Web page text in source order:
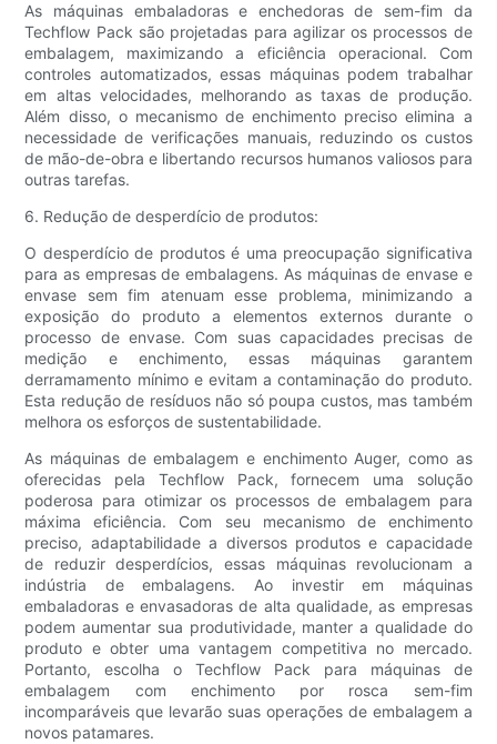
As máquinas embaladoras e enchedoras de sem-fim da
Techflow Pack são projetadas para agilizar os processos de
embalagem, maximizando a eficiência operacional. Com
controles automatizados, essas máquinas podem trabalhar
em altas velocidades, melhorando as taxas de produção.
Além disso, o mecanismo de enchimento preciso elimina a
necessidade de verificações manuais, reduzindo os custos
de mão-de-obra e libertando recursos humanos valiosos para
outras tarefas.
6. Redução de desperdício de produtos:
O desperdício de produtos é uma preocupação significativa
para as empresas de embalagens. As máquinas de envase e
envase sem fim atenuam esse problema, minimizando a
exposição do produto a elementos externos durante o
processo de envase. Com suas capacidades precisas de
medição e enchimento, essas máquinas garantem
derramamento mínimo e evitam a contaminação do produto.
Esta redução de resíduos não só poupa custos, mas também
melhora os esforços de sustentabilidade.
As máquinas de embalagem e enchimento Auger, como as
oferecidas pela Techflow Pack, fornecem uma solução
poderosa para otimizar os processos de embalagem para
máxima eficiência. Com seu mecanismo de enchimento
preciso, adaptabilidade a diversos produtos e capacidade
de reduzir desperdícios, essas máquinas revolucionam a
indústria de embalagens. Ao investir em máquinas
embaladoras e envasadoras de alta qualidade, as empresas
podem aumentar sua produtividade, manter a qualidade do
produto e obter uma vantagem competitiva no mercado.
Portanto, escolha o Techflow Pack para máquinas de
embalagem com enchimento por rosca sem-fim
incomparáveis ​​que levarão suas operações de embalagem a
novos patamares.